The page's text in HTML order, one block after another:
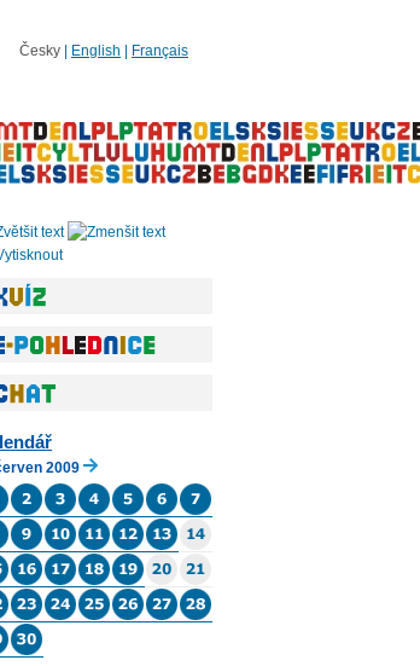
Česky English Français
2009